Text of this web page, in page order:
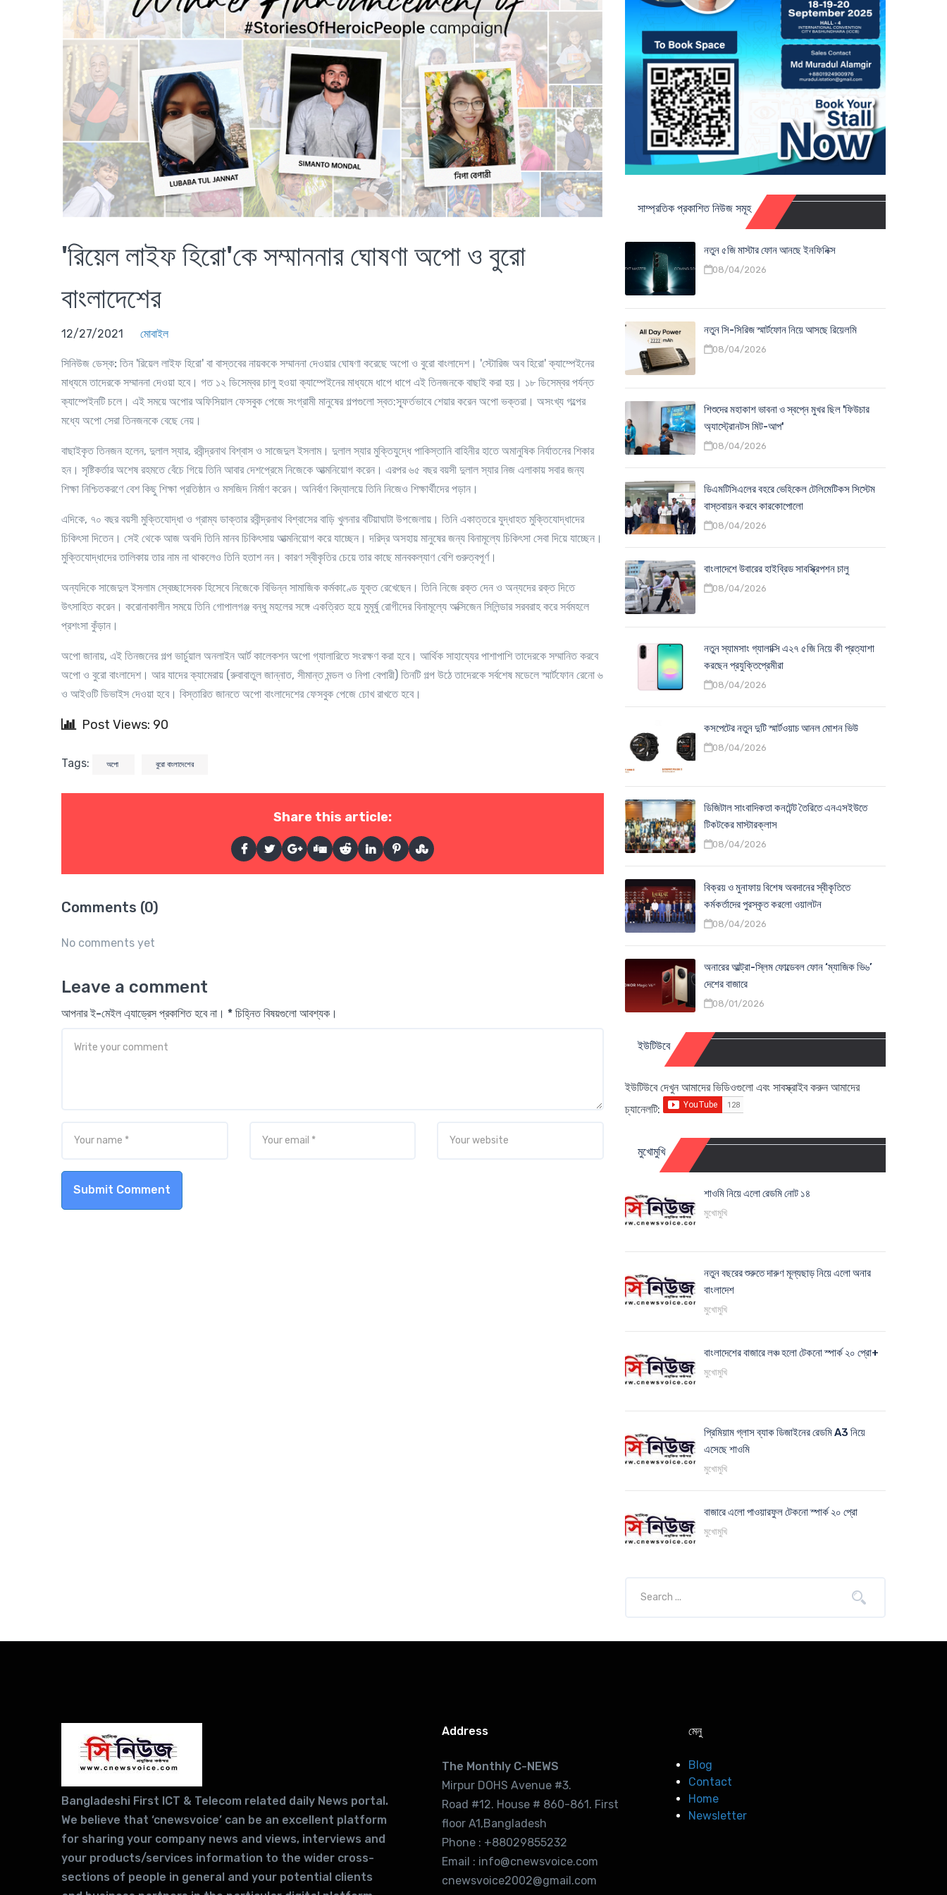
'রিয়েল লাইফ হিরো'কে সম্মাননার ঘোষণা অপো ও বুরো
বাংলাদেশের
12/27/2021 মোবাইল
সিনিউজ ডেস্ক: তিন 'রিয়েল লাইফ হিরো' বা বাস্তবের নায়ককে সম্মাননা দেওয়ার ঘোষণা করেছে অপো ও বুরো বাংলাদেশ। 'স্টোরিজ অব হিরো'ক্যাম্পেইনের
মাধ্যমে তাদেরকে সম্মাননা দেওয়া হবে। গত ১২ ডিসেম্বর চালু হওয়া ক্যাম্পেইনের মাধ্যমে ধাপে ধাপে এই তিনজনকে বাছাই করা হয়। ১৮ ডিসেম্বর পর্যন্ত
ক্যাম্পেইনটি চলে। এই সময়ে অপোর অফিসিয়াল ফেসবুক পেজে সংগ্রামী মানুষের গল্পগুলো স্বত:স্ফূর্তভাবে শেয়ার করেন অপো ভক্তরা। অসংখ্য গল্পের
মধ্যে অপো সেরা তিনজনকে বেছে নেয়।
বাছাইকৃত তিনজন হলেন, দুলাল স্যার, রবীন্দ্রনাথ বিশ্বাস ও সাজেদুল ইসলাম। দুলাল স্যার মুক্তিযুদ্ধে পাকিস্তানি বাহিনীর হাতে অমানুষিক নির্যাতনের শিকার
হন। সৃষ্টিকর্তার অশেষ রহমতে বেঁচে গিয়ে তিনি আবার দেশপ্রেমে নিজেকে আত্মনিয়োগ করেন। এরপর ৬৫ বছর বয়সী দুলাল স্যার নিজ এলাকায় সবার জন্য
শিক্ষা নিশ্চিতকরণে বেশ কিছু শিক্ষা প্রতিষ্ঠান ও মসজিদ নির্মাণ করেন। অনির্বাণ বিদ্যালয়ে তিনি নিজেও শিক্ষার্থীদের পড়ান।
এদিকে, ৭০ বছর বয়সী মুক্তিযোদ্ধা ও গ্রাম্য ডাক্তার রবীন্দ্রনাথ বিশ্বাসের বাড়ি খুলনার বটিয়াঘাটা উপজেলায়। তিনি একাত্তরে যুদ্ধাহত মুক্তিযোদ্ধাদের
চিকিৎসা দিতেন। সেই থেকে আজ অবদি তিনি মানব চিকিৎসায় আত্মনিয়োগ করে যাচ্ছেন। দরিদ্র অসহায় মানুষের জন্য বিনামূল্যে চিকিৎসা সেবা দিয়ে যাচ্ছেন।
মুক্তিযোদ্ধাদের তালিকায় তার নাম না থাকলেও তিনি হতাশ নন। কারণ স্বীকৃতির চেয়ে তার কাছে মানবকল্যাণ বেশি গুরুত্বপূর্ণ।
অন্যদিকে সাজেদুল ইসলাম স্বেচ্ছাসেবক হিসেবে নিজেকে বিভিন্ন সামাজিক কর্মকাণ্ডে যুক্ত রেখেছেন। তিনি নিজে রক্ত দেন ও অন্যদের রক্ত দিতে
উৎসাহিত করেন। করোনাকালীন সময়ে তিনি গোপালগঞ্জ বন্ধু মহলের সঙ্গে একত্রিত হয়ে মুমূর্ষু রোগীদের বিনামূল্যে অক্সিজেন সিলিন্ডার সরবরাহ করে সর্বমহলে
প্রশংসা কুঁড়ান।
অপো জানায়, এই তিনজনের গল্প ভার্চুয়াল অনলাইন আর্ট কালেকশন অপো গ্যালারিতে সংরক্ষণ করা হবে। আর্থিক সাহায্যের পাশাপাশি তাদেরকে সম্মানিত করবে
অপো ও বুরো বাংলাদেশ। আর যাদের ক্যামেরায় (রুবাবাতুল জান্নাত, সীমান্ত মন্ডল ও নিপা বেপারী) তিনটি গল্প উঠে তাদেরকে সর্বশেষ মডেলে স্মার্টফোন রেনো ৬
ও আইওটি ডিভাইস দেওয়া হবে। বিস্তারিত জানতে অপো বাংলাদেশের ফেসবুক পেজে চোখ রাখতে হবে।
Post Views: 90
Tags: অপো বুরো বাংলাদেশের
Share this article:
Comments (0)
No comments yet
Leave a comment
আপনার ই-মেইল এ্যাড্রেস প্রকাশিত হবে না। * চিহ্নিত বিষয়গুলো আবশ্যক।
Submit Comment
সাম্প্রতিক প্রকাশিত নিউজ সমূহ
নতুন ৫জি মাস্টার ফোন আনছে ইনফিনিক্স
08/04/2026
নতুন সি-সিরিজ স্মার্টফোন নিয়ে আসছে রিয়েলমি
08/04/2026
শিশুদের মহাকাশ ভাবনা ও স্বপ্নে মুখর ছিল 'ফিউচার
অ্যাস্ট্রোনটস মিট-আপ'
08/04/2026
ডিএমটিসিএলের বহরে ভেহিকেল টেলিমেটিকস সিস্টেম
বাস্তবায়ন করবে কারকোপোলো
08/04/2026
বাংলাদেশে উবারের হাইব্রিড সাবস্ক্রিপশন চালু
08/04/2026
নতুন স্যামসাং গ্যালাক্সি এ২৭ ৫জি নিয়ে কী প্রত্যাশা
করছেন প্রযুক্তিপ্রেমীরা
08/04/2026
কসপেটের নতুন দুটি স্মার্টওয়াচ আনল মোশন ভিউ
08/04/2026
ডিজিটাল সাংবাদিকতা কনটেন্ট তৈরিতে এনএসইউতে
টিকটকের মাস্টারক্লাস
08/04/2026
বিক্রয় ও মুনাফায় বিশেষ অবদানের স্বীকৃতিতে
কর্মকর্তাদের পুরস্কৃত করলো ওয়ালটন
08/04/2026
অনারের আল্ট্রা-স্লিম ফোল্ডেবল ফোন ‘ম্যাজিক ভি৬’
দেশের বাজারে
08/01/2026
ইউটিউবে
ইউটিউবে দেখুন আমাদের ভিডিওগুলো এবং সাবস্ক্রাইব করুন আমাদের
চ্যানেলটি:
মুখোমুখি
শাওমি নিয়ে এলো রেডমি নোট ১৪
মুখোমুখি
নতুন বছরের শুরুতে দারুণ মূল্যছাড় নিয়ে এলো অনার
বাংলাদেশ
মুখোমুখি
বাংলাদেশের বাজারে লঞ্চ হলো টেকনো স্পার্ক ২০ প্রো+
মুখোমুখি
প্রিমিয়াম গ্লাস ব্যাক ডিজাইনের রেডমি A3 নিয়ে
এসেছে শাওমি
মুখোমুখি
বাজারে এলো পাওয়ারফুল টেকনো স্পার্ক ২০ প্রো
মুখোমুখি
Bangladeshi First ICT & Telecom related daily News portal.
We believe that ‘cnewsvoice’ can be an excellent platform
for sharing your company news and views, interviews and
your products/services information to the wider cross-
sections of people in general and your potential clients
Address
The Monthly C-NEWS
Mirpur DOHS Avenue #3.
Road #12. House # 860-861. First
floor A1,Bangladesh
Phone : +88029855232
Email : info@cnewsvoice.com
cnewsvoice2002@gmail.com
মেনু
Blog
Contact
Home
Newsletter